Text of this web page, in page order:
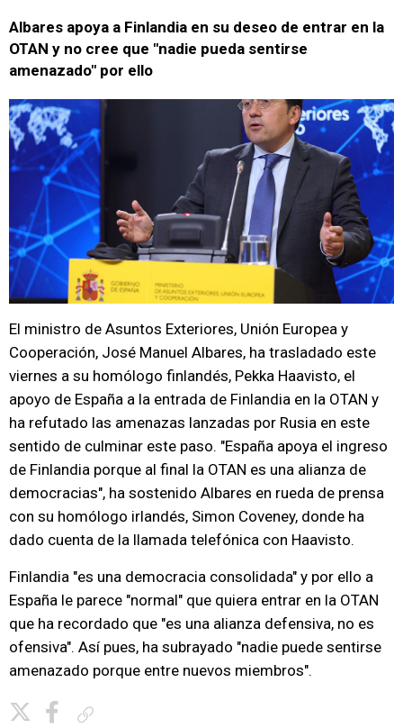
Albares apoya a Finlandia en su deseo de entrar en la
OTAN y no cree que "nadie pueda sentirse
amenazado" por ello
El ministro de Asuntos Exteriores, Unión Europea y
Cooperación, José Manuel Albares, ha trasladado este
viernes a su homólogo finlandés, Pekka Haavisto, el
apoyo de España a la entrada de Finlandia en la OTAN y
ha refutado las amenazas lanzadas por Rusia en este
sentido de culminar este paso. "España apoya el ingreso
de Finlandia porque al final la OTAN es una alianza de
democracias", ha sostenido Albares en rueda de prensa
con su homólogo irlandés, Simon Coveney, donde ha
dado cuenta de la llamada telefónica con Haavisto.
Finlandia "es una democracia consolidada" y por ello a
España le parece "normal" que quiera entrar en la OTAN
que ha recordado que "es una alianza defensiva, no es
ofensiva". Así pues, ha subrayado "nadie puede sentirse
amenazado porque entre nuevos miembros".